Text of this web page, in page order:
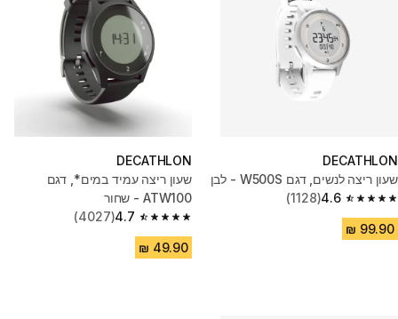
DECATHLON
שעון ריצה לנשים, דגם W500S - לבן
4.6
4.6 out of 5 stars from 1128 reviews
(1128)
DECATHLON
שעון ריצה עמיד במים*, דגם
ATW100 - שחור
4.7
4.7 out of 5 stars from 4027 reviews
(4027)